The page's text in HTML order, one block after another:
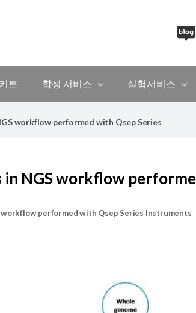
트 합성 서비스 실험서비스
workflow performed with Qsep Series
in NGS workflow
workflow performed with Qsep Series Instruments